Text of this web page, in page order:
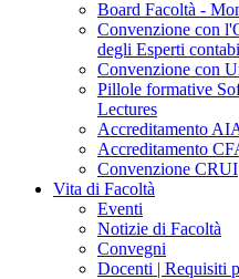
Board Facoltà -
Convenzione con
degli Esperti
Convenzione con
Pillole formative
Lectures
Accreditamento
Accreditamento
Convenzione CRUI
Vita di Facoltà
Eventi
Notizie di Facoltà
Convegni
Docenti | Requisiti